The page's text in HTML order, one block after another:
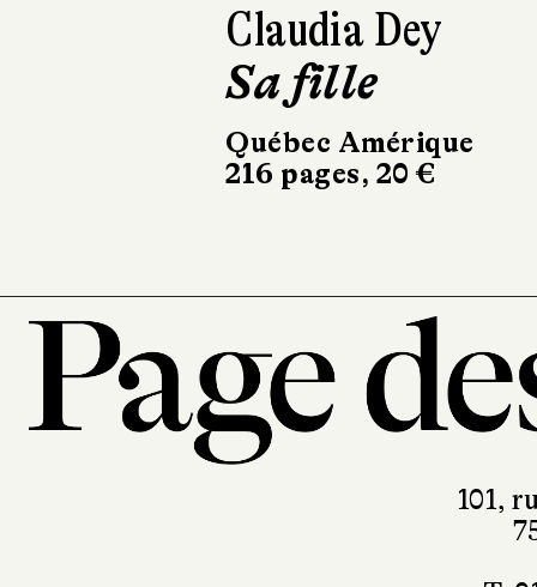
Claudia Dey
Sa fille
Québec Amérique
216 pages, 20 €
Marion
Petit
Gallimard
120 pages, 16